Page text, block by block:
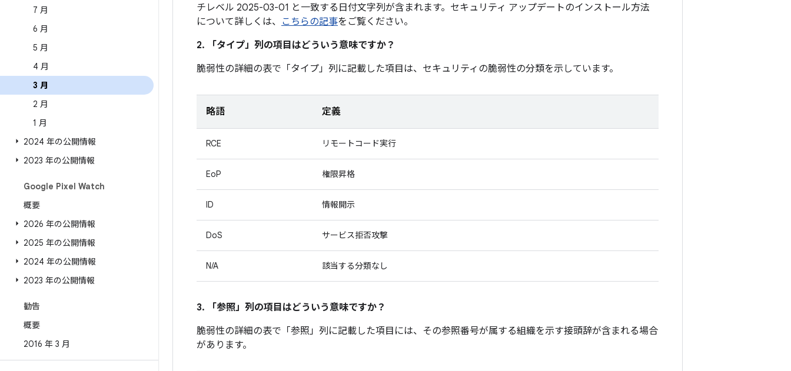
7 月
6 月
5 月
4 月
3 月
2 月
1 月
2024 年の公開情報
2023 年の公開情報
Google Pixel Watch
概要
2026 年の公開情報
2025 年の公開情報
2024 年の公開情報
2023 年の公開情報
勧告
概要
2016 年 3 月
チレベル 2025-03-01 と一致する日付文字列が含まれます。セキュリティ アップデートのインストール方法
について詳しくは、 こちらの記事をご覧ください。
2. 「タイプ」 列の項目はどういう意味ですか？
脆弱性の詳細の表で「タイプ」 列に記載した項目は、セキュリティの脆弱性の分類を示しています。
略語 定義
RCE リモートコード実行
EoP 権限昇格
ID 情報開示
DoS サービス拒否攻撃
N/A 該当する分類なし
3. 「参照」 列の項目はどういう意味ですか？
脆弱性の詳細の表で「参照」 列に記載した項目には、その参照番号が属する組織を示す接頭辞が含まれる場合
があります。